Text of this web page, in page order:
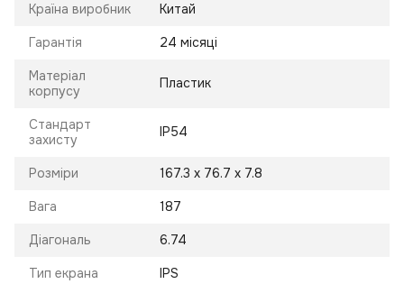
Країна виробник Китай
Гарантія 24 місяці
Матеріал
корпусу
Пластик
Стандарт
захисту
IP54
Розміри 167.3 х 76.7 х 7.8
Вага 187
Діагональ 6.74
Тип екрана IPS